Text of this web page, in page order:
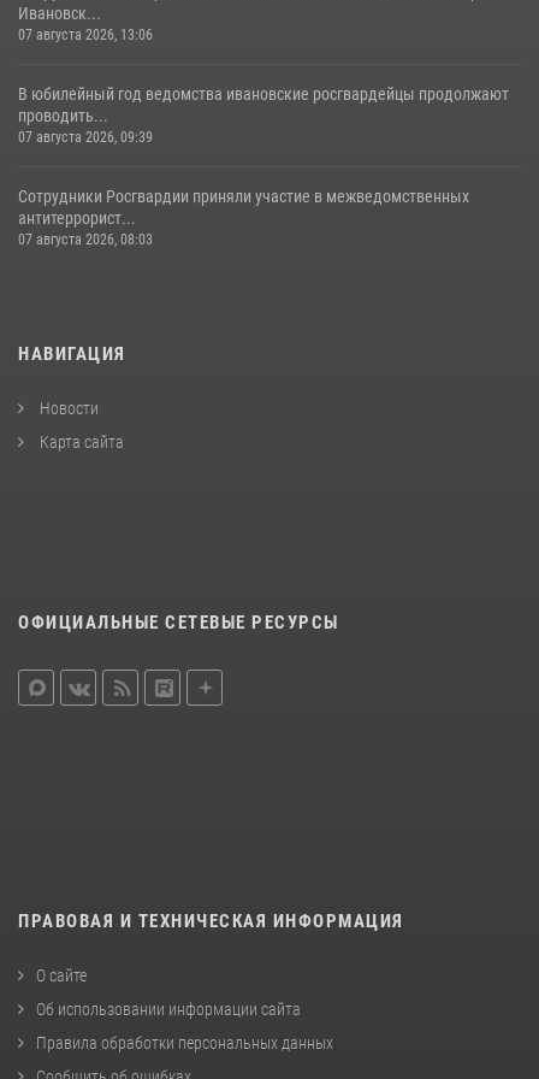
Ивановск...
07 августа 2026, 13:06
В юбилейный год ведомства ивановские росгвардейцы продолжают
проводить...
07 августа 2026, 09:39
Сотрудники Росгвардии приняли участие в межведомственных
антитеррорист...
07 августа 2026, 08:03
НАВИГАЦИЯ
Новости
Карта сайта
ОФИЦИАЛЬНЫЕ СЕТЕВЫЕ РЕСУРСЫ
ПРАВОВАЯ И ТЕХНИЧЕСКАЯ ИНФОРМАЦИЯ
О сайте
Об использовании информации сайта
Правила обработки персональных данных